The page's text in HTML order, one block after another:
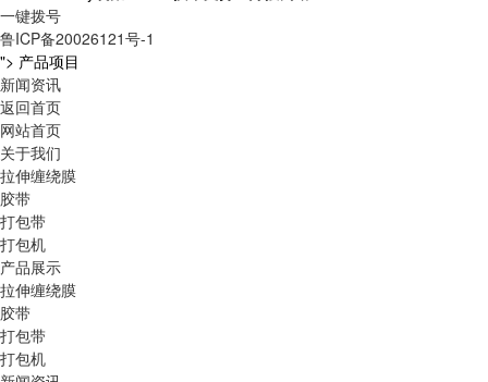
一键拨号
鲁ICP备20026121号-1
"> 产品项目
新闻资讯
返回首页
网站首页
关于我们
拉伸缠绕膜
胶带
打包带
打包机
产品展示
拉伸缠绕膜
胶带
打包带
打包机